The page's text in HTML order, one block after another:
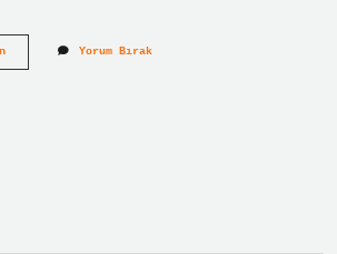
Beyaz
Yorum Bırak